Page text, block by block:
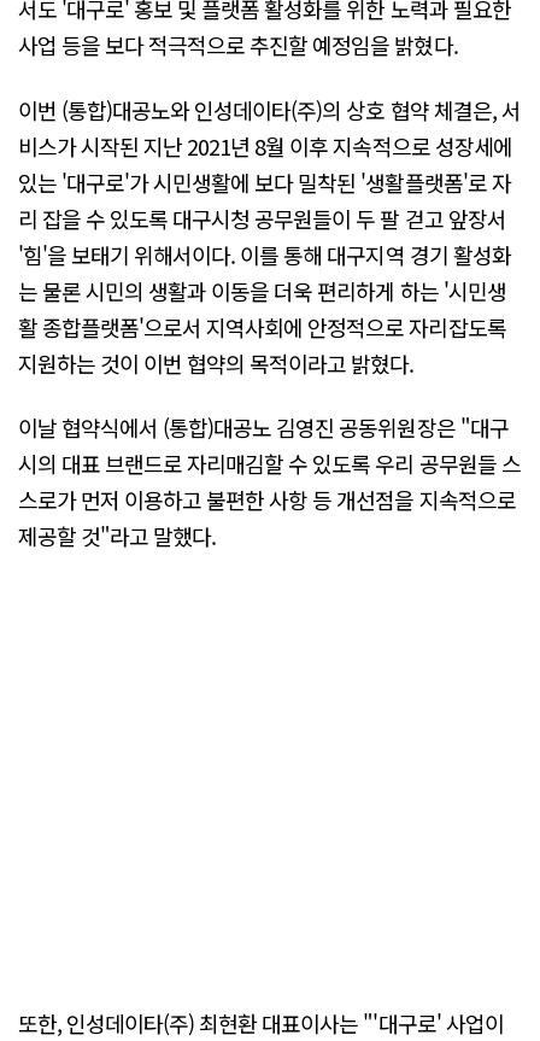
서도 '대구로' 홍보 및 플랫폼 활성화를 위한 노력과 필요한
사업 등을 보다 적극적으로 추진할 예정임을 밝혔다.
이번 (통합)대공노와 인성데이타(주)의 상호 협약 체결은, 서
비스가 시작된 지난 2021년 8월 이후 지속적으로 성장세에
있는 '대구로'가 시민생활에 보다 밀착된 '생활플랫폼'로 자
리 잡을 수 있도록 대구시청 공무원들이 두 팔 걷고 앞장서
'힘'을 보태기 위해서이다. 이를 통해 대구지역 경기 활성화
는 물론 시민의 생활과 이동을 더욱 편리하게 하는 '시민생
활 종합플랫폼'으로서 지역사회에 안정적으로 자리잡도록
지원하는 것이 이번 협약의 목적이라고 밝혔다.
이날 협약식에서 (통합)대공노 김영진 공동위원장은 "대구
시의 대표 브랜드로 자리매김할 수 있도록 우리 공무원들 스
스로가 먼저 이용하고 불편한 사항 등 개선점을 지속적으로
제공할 것"라고 말했다.
또한, 인성데이타(주) 최현환 대표이사는 "'대구로' 사업이